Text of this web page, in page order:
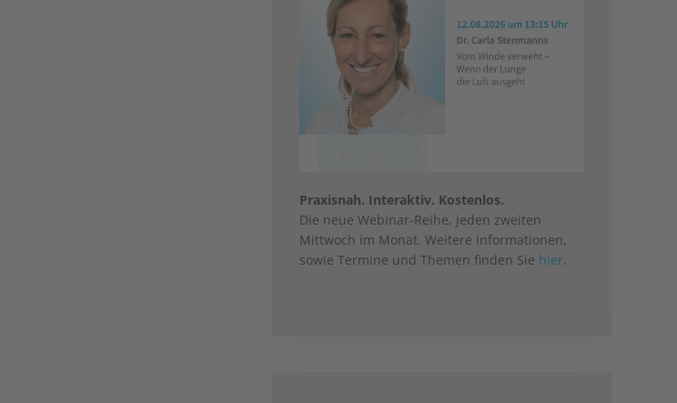
Praxisnah. Interaktiv. Kostenlos.
Die neue Webinar-Reihe, jeden zweiten
Mittwoch im Monat. Weitere Informationen,
sowie Termine und Themen finden Sie hier.